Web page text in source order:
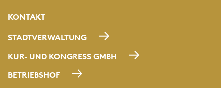
KONTAKT
STADTVERWALTUNG
KUR- UND KONGRESS GMBH
BETRIEBSHOF